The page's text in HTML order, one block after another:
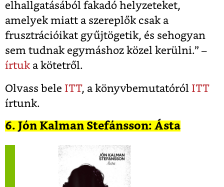
elhallgatásából fakadó helyzeteket,
amelyek miatt a szereplők csak a
frusztrációikat gyűjtögetik, és sehogyan
sem tudnak egymáshoz közel kerülni.” –
írtuk a kötetről.
Olvass bele ITT, a könyvbemutatóról ITT
írtunk.
6. Jón Kalman Stefánsson: Ásta